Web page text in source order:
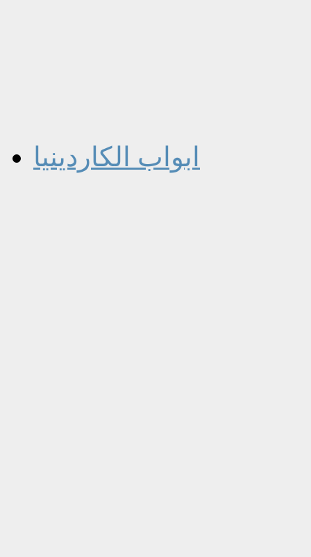
ابواب الكاردينيا